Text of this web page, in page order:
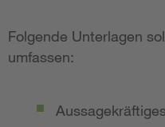
Folgende Unterlagen
umfassen: